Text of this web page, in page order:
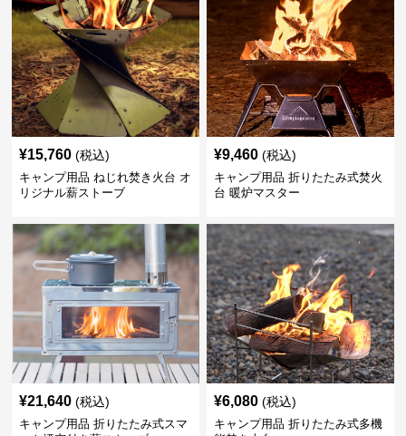
¥15,760 (税込)
キャンプ用品 ねじれ焚き火台 オ
リジナル薪ストーブ
¥9,460 (税込)
キャンプ用品 折りたたみ式焚火
台 暖炉マスター
¥21,640 (税込)
キャンプ用品 折りたたみ式スマ
¥6,080 (税込)
キャンプ用品 折りたたみ式多機